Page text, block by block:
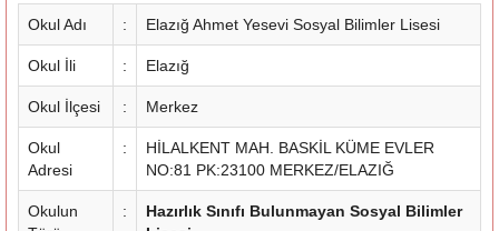
Okul Adı : Elazığ Ahmet Yesevi Sosyal Bilimler Lisesi
Okul İli : Elazığ
Okul İlçesi : Merkez
Okul
Adresi
:
HİLALKENT MAH. BASKİL KÜME EVLER
NO:81 PK:23100 MERKEZ/ELAZIĞ
Okulun
:
Hazırlık Sınıfı Bulunmayan Sosyal Bilimler